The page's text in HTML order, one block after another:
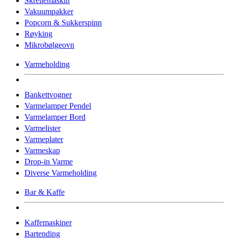
Vakuumpakker
Popcorn & Sukkerspinn
Røyking
Mikrobølgeovn
Varmeholding
Bankettvogner
Varmelamper Pendel
Varmelamper Bord
Varmelister
Varmeplater
Varmeskap
Drop-in Varme
Diverse Varmeholding
Bar & Kaffe
Kaffemaskiner
Bartending